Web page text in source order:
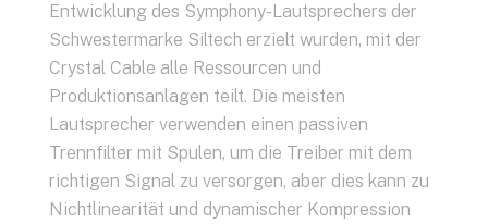
Entwicklung des Symphony-Lautsprechers der
Schwestermarke Siltech erzielt wurden, mit der
Crystal Cable alle Ressourcen und
Produktionsanlagen teilt. Die meisten
Lautsprecher verwenden einen passiven
Trennfilter mit Spulen, um die Treiber mit dem
richtigen Signal zu versorgen, aber dies kann zu
Nichtlinearität und dynamischer Kompression